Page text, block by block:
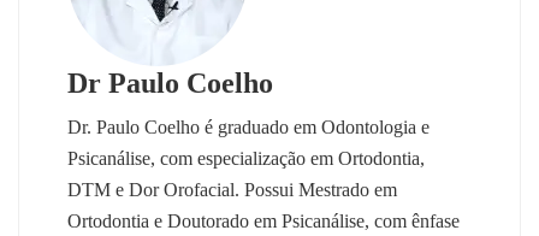
Dr Paulo Coelho
Dr. Paulo Coelho é graduado em Odontologia e
Psicanálise, com especialização em Ortodontia,
DTM e Dor Orofacial. Possui Mestrado em
Ortodontia e Doutorado em Psicanálise, com ênfase